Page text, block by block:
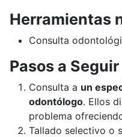
Herramientas
Consulta
Pasos a Seguir
Consulta a un
odontólogo. Ellos
problema
Tallado selectivo o